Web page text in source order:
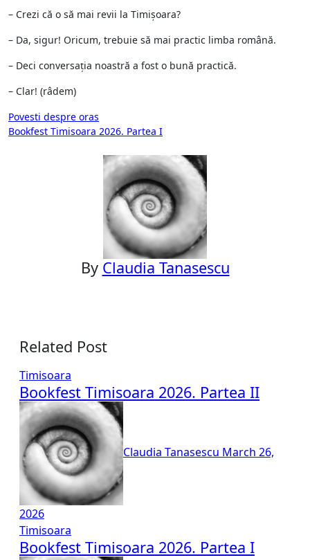
– Crezi că o să mai revii la Timișoara?
– Da, sigur! Oricum, trebuie să mai practic limba română.
– Deci conversația noastră a fost o bună practică.
– Clar! (râdem)
Post
navigation
Povesti despre oras
Bookfest Timisoara 2026. Partea I
By Claudia Tanasescu
Related Post
Timisoara
Bookfest Timisoara 2026. Partea II
Claudia Tanasescu March 26,
2026
Timisoara
Bookfest Timisoara 2026. Partea I